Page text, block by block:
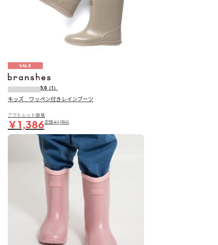
SALE
5.0 （1）
キッズ ワッペン付きレインブーツ
アウトレット価格
￥1,386定価￥1,980